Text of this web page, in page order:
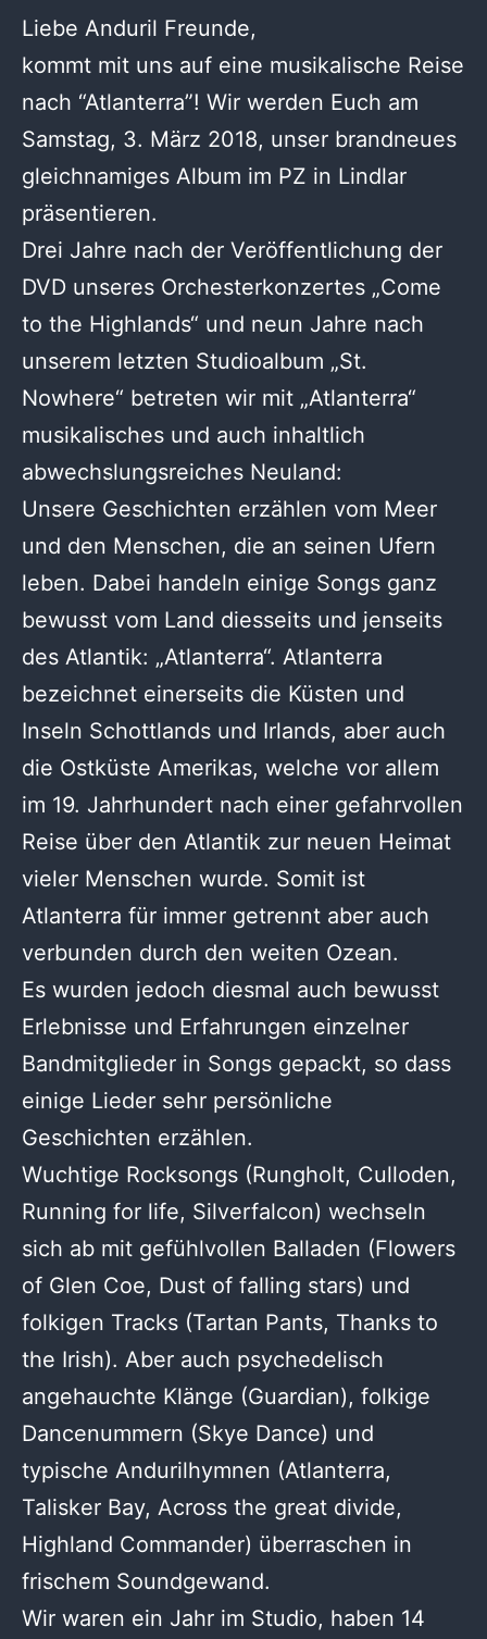
Liebe Anduril Freunde,
kommt mit uns auf eine musikalische Reise
nach “Atlanterra”! Wir werden Euch am
Samstag, 3. März 2018, unser brandneues
gleichnamiges Album im PZ in Lindlar
präsentieren.
Drei Jahre nach der Veröffentlichung der
DVD unseres Orchesterkonzertes „Come
to the Highlands“ und neun Jahre nach
unserem letzten Studioalbum „St.
Nowhere“ betreten wir mit „Atlanterra“
musikalisches und auch inhaltlich
abwechslungsreiches Neuland:
Unsere Geschichten erzählen vom Meer
und den Menschen, die an seinen Ufern
leben. Dabei handeln einige Songs ganz
bewusst vom Land diesseits und jenseits
des Atlantik: „Atlanterra“. Atlanterra
bezeichnet einerseits die Küsten und
Inseln Schottlands und Irlands, aber auch
die Ostküste Amerikas, welche vor allem
im 19. Jahrhundert nach einer gefahrvollen
Reise über den Atlantik zur neuen Heimat
vieler Menschen wurde. Somit ist
Atlanterra für immer getrennt aber auch
verbunden durch den weiten Ozean.
Es wurden jedoch diesmal auch bewusst
Erlebnisse und Erfahrungen einzelner
Bandmitglieder in Songs gepackt, so dass
einige Lieder sehr persönliche
Geschichten erzählen.
Wuchtige Rocksongs (Rungholt, Culloden,
Running for life, Silverfalcon) wechseln
sich ab mit gefühlvollen Balladen (Flowers
of Glen Coe, Dust of falling stars) und
folkigen Tracks (Tartan Pants, Thanks to
the Irish). Aber auch psychedelisch
angehauchte Klänge (Guardian), folkige
Dancenummern (Skye Dance) und
typische Andurilhymnen (Atlanterra,
Talisker Bay, Across the great divide,
Highland Commander) überraschen in
frischem Soundgewand.
Wir waren ein Jahr im Studio, haben 14